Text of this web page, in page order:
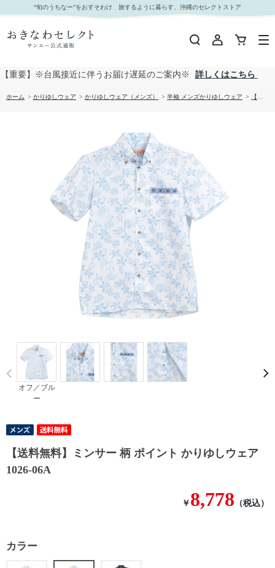
【送料無料】ミンサー 柄 ポイント かりゆしウェア 1026-06A｜おきなわセレクト サンエー公式
通販
“旬のうちなー”をおすそわけ 旅するように暮らす、沖縄のセレクトストア
【重要】※台風接近に伴うお届け遅延のご案内※ 詳しくはこちら
ホーム > かりゆしウェア > かりゆしウェア（メンズ） > 半袖 メンズかりゆしウェア > 【送料無料】ミンサー 柄 ポイント かりゆしウェア 1026-06A
オフ／ブル
ー
Prev
【送料無料】ミンサー 柄 ポイント かりゆしウェア
1026-06A
￥ 8,778 （税込）
カラー